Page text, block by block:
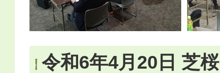
令和6年4月20日 芝